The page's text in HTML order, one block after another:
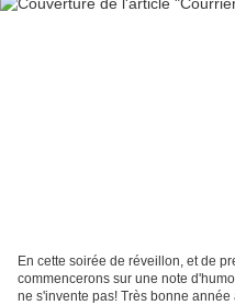
En cette soirée de réveillon, et de
commencerons sur une note
ne s'invente pas! Très bonne